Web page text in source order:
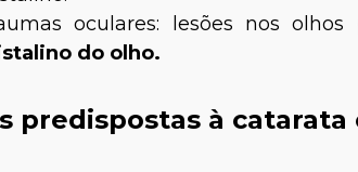
oculares: lesões nos
do olho.
predispostas à catarata